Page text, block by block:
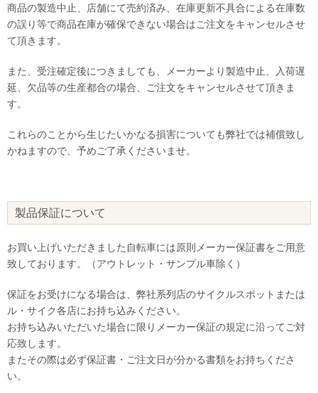
商品の製造中止、店舗にて売約済み、在庫更新不具合による在庫数
の誤り等で商品在庫が確保できない場合はご注文をキャンセルさせ
て頂きます。
また、受注確定後につきましても、メーカーより製造中止、入荷遅
延、欠品等の生産都合の場合、ご注文をキャンセルさせて頂きま
す。
これらのことから生じたいかなる損害についても弊社では補償致し
かねますので、予めご了承くださいませ。
製品保証について
お買い上げいただきました自転車には原則メーカー保証書をご用意
致しております。（アウトレット・サンプル車除く）
保証をお受けになる場合は、弊社系列店のサイクルスポットまたは
ル・サイク各店にお持ち込みください。
お持ち込みいただいた場合に限りメーカー保証の規定に沿ってご対
応致します。
またその際は必ず保証書・ご注文日が分かる書類をお持ちくださ
い。